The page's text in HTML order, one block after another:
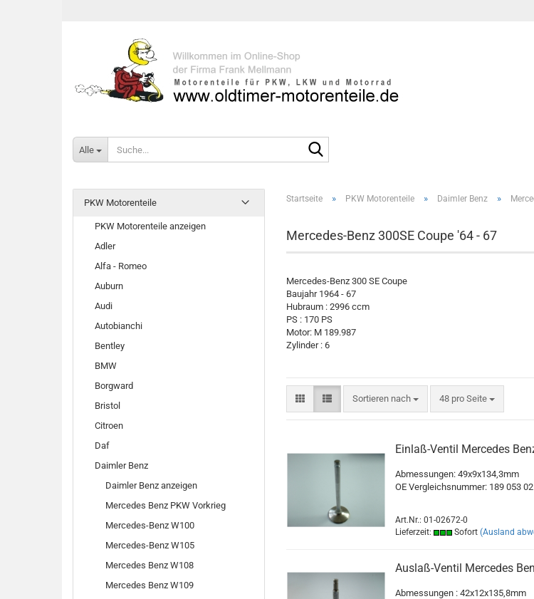
Alle
Startseite » PKW Motorenteile » Daimler Benz »
Mercedes-Benz 300SE Coupe '64 - 67
Mercedes-Benz 300 SE Coupe
Baujahr 1964 - 67
Hubraum : 2996 ccm
PS : 170 PS
Motor: M 189.987
Zylinder : 6
Sortieren nach
Sortieren nach 48 pro Seite
pro Seite
Einlaß-Ventil Mercedes
Abmessungen: 49x9x134,3mm
OE Vergleichsnummer: 189 053 02
Art.Nr.: 01-02672-0
Lieferzeit:
Sofort (Ausland
Auslaß-Ventil Mercedes
Abmessungen : 42x12x135,8mm
PKW Motorenteile
PKW Motorenteile anzeigen
Adler
Alfa - Romeo
Auburn
Audi
Autobianchi
Bentley
BMW
Borgward
Bristol
Citroen
Daf
Daimler Benz
Daimler Benz anzeigen
Mercedes Benz PKW Vorkrieg
Mercedes-Benz W100
Mercedes-Benz W105
Mercedes Benz W108
Mercedes Benz W109